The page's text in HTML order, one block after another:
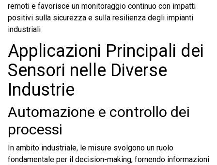
remoti e favorisce un monitoraggio continuo con impatti
positivi sulla sicurezza e sulla resilienza degli impianti
industriali
Applicazioni Principali dei
Sensori nelle Diverse
Industrie
Automazione e controllo dei
processi
In ambito industriale, le misure svolgono un ruolo
fondamentale per il decision-making, fornendo informazioni